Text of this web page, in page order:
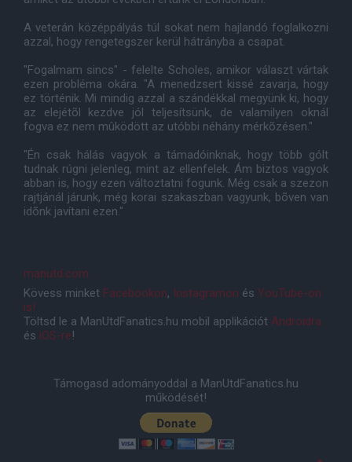
A veterán középpályás túl sokat nem hajlandó foglalkozni
azzal, hogy rengetegszer kerül hátrányba a csapat.
"Fogalmam sincs" - felelte Scholes, amikor választ vártak
ezen probléma okára. "A menedzsert kissé zavarja, hogy
ez történik. Mi mindig azzal a szándékkal megyünk ki, hogy
az elejétõl kezdve jól teljesítsünk, de valamilyen oknál
fogva ez nem mûködött az utóbbi néhány mérkõzésen."
"Én csak hálás vagyok a támadóinknak, hogy több gólt
tudnak rúgni jelenleg, mint az ellenfelek. Ám biztos vagyok
abban is, hogy ezen változtatni fogunk. Még csak a szezon
rajtjánál járunk, még korai szakaszban vagyunk, bõven van
idõnk javítani ezen."
manutd.com
Kövess minket Facebookon, Instagramon és YouTube-on
is!
Töltsd le a ManUtdFanatics.hu mobil applikációt Androidra
és iOS-re!
Támogasd adományoddal a ManUtdFanatics.hu
működését!